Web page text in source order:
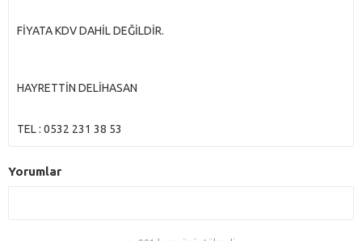
FİYATA KDV DAHİL DEĞİLDİR.
HAYRETTİN DELİHASAN
TEL : 0532 231 38 53
Yorumlar